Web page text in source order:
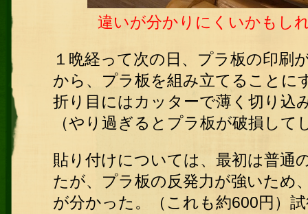
違いが分かりにくいかもし
１晩経って次の日、プラ板の印刷
から、プラ板を組み立てることに
折り目にはカッターで薄く切り込
（やり過ぎるとプラ板が破損し
貼り付けについては、最初は普通
たが、プラ板の反発力が強いため
が分かった。（これも約600円）